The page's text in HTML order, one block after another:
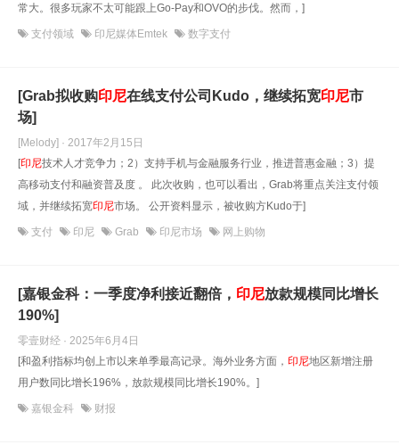
常大。很多玩家不太可能跟上Go-Pay和OVO的步伐。然而，]
支付领域 印尼媒体Emtek 数字支付
[Grab拟收购印尼在线支付公司Kudo，继续拓宽印尼市
场]
[Melody] · 2017年2月15日
[印尼技术人才竞争力；2）支持手机与金融服务行业，推进普惠金融；3）提
高移动支付和融资普及度 。 此次收购，也可以看出，Grab将重点关注支付领
域，并继续拓宽印尼市场。 公开资料显示，被收购方Kudo于]
支付 印尼 Grab 印尼市场 网上购物
[嘉银金科：一季度净利接近翻倍， 印尼放款规模同比增长
190%]
零壹财经 · 2025年6月4日
[和盈利指标均创上市以来单季最高记录。海外业务方面， 印尼地区新增注册
用户数同比增长196%，放款规模同比增长190%。]
嘉银金科 财报